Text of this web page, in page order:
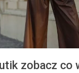
zobacz co